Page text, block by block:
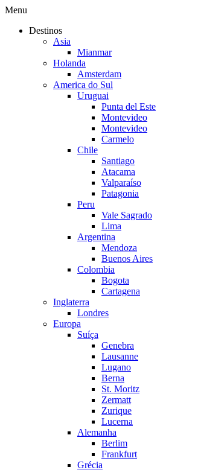
Menu
Destinos
Asia
Mianmar
Holanda
Amsterdam
America do Sul
Uruguai
Punta del Este
Montevideo
Montevideo
Carmelo
Chile
Santiago
Atacama
Valparaíso
Patagonia
Peru
Vale Sagrado
Lima
Argentina
Mendoza
Buenos Aires
Colombia
Bogota
Cartagena
Inglaterra
Londres
Europa
Suíça
Genebra
Lausanne
Lugano
Berna
St. Moritz
Zermatt
Zurique
Lucerna
Alemanha
Berlim
Frankfurt
Grécia